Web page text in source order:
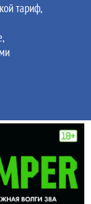
тариф,